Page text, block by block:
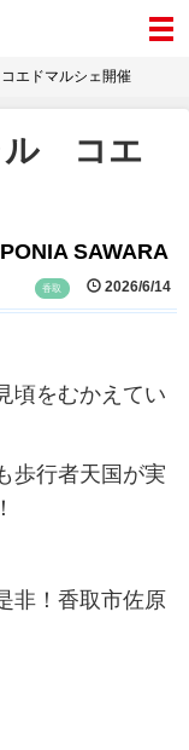
エドマルシェ開催
ル コエ
SAWARA
香取 2026/6/14
頃をむかえてい
歩行者天国が実
非！香取市佐原